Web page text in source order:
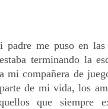
padre me puso en las
terminando la
mi compañera de
de mi vida, los
que siempre